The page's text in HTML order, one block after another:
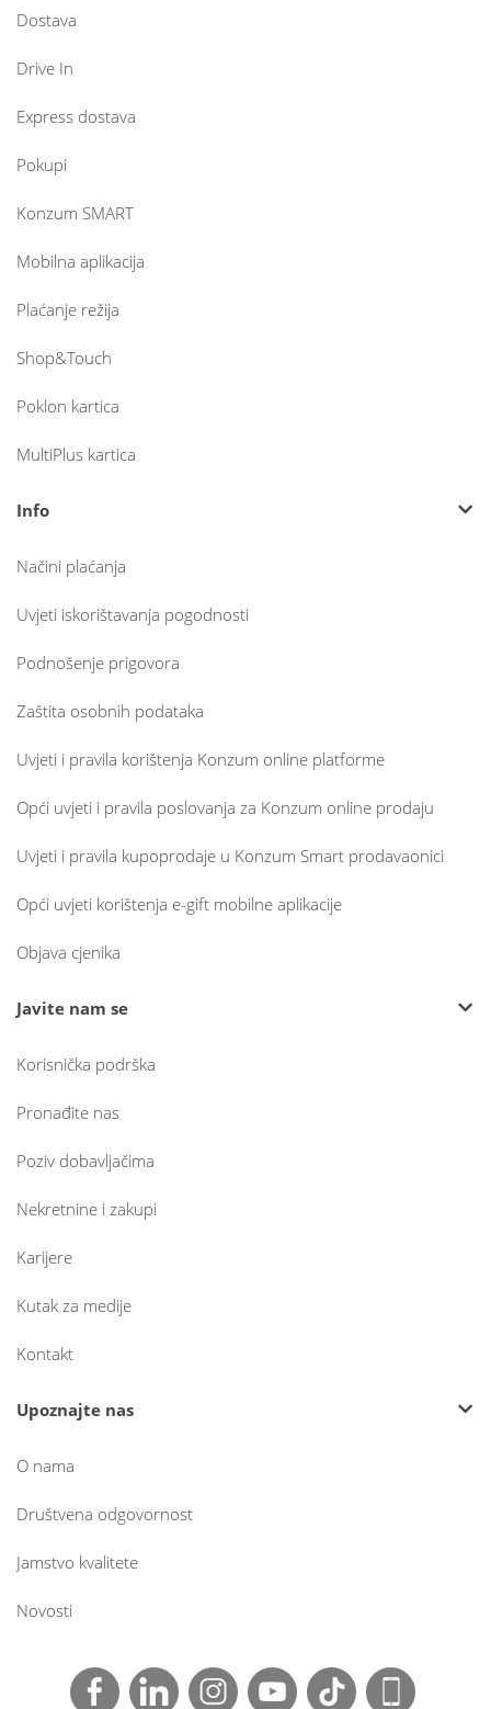
Dostava
Drive In
Express dostava
Pokupi
Konzum SMART
Mobilna aplikacija
Plaćanje režija
Shop&Touch
Poklon kartica
MultiPlus kartica
Info
Načini plaćanja
Uvjeti iskorištavanja pogodnosti
Podnošenje prigovora
Zaštita osobnih podataka
Uvjeti i pravila korištenja Konzum online platforme
Opći uvjeti i pravila poslovanja za Konzum online prodaju
Uvjeti i pravila kupoprodaje u Konzum Smart prodavaonici
Opći uvjeti korištenja e-gift mobilne aplikacije
Objava cjenika
Javite nam se
Korisnička podrška
Pronađite nas
Poziv dobavljačima
Nekretnine i zakupi
Karijere
Kutak za medije
Kontakt
Upoznajte nas
O nama
Društvena odgovornost
Jamstvo kvalitete
Novosti